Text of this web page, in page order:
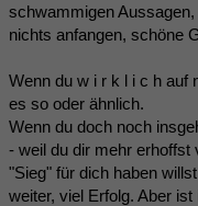
schwammigen
nichts anfangen, schöne
Wenn du w i r k l i c h auf
es so oder ähnlich.
Wenn du doch noch
- weil du dir mehr erhoffst
"Sieg" für dich haben
weiter, viel Erfolg. Aber